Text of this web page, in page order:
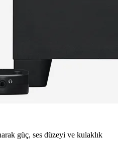
güç, ses düzeyi ve kulaklık